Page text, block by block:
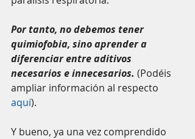
Por tanto, no debemos tener
quimiofobia, sino aprender a
diferenciar entre aditivos
necesarios e innecesarios. (Podéis
ampliar información al respecto
aquí).
Y bueno, ya una vez comprendido